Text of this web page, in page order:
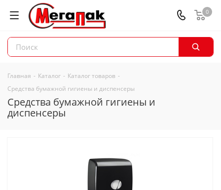
0
Главная - Каталог - Каталог товаров -
Средства бумажной гигиены и диспенсеры
Средства бумажной гигиены и
диспенсеры